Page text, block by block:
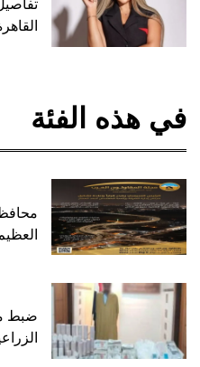
في هذه الفئة
ضبط